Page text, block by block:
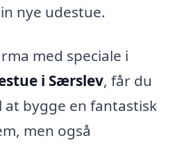
nye udestue.
med speciale i
i Særslev, får du
bygge en fantastisk
men også